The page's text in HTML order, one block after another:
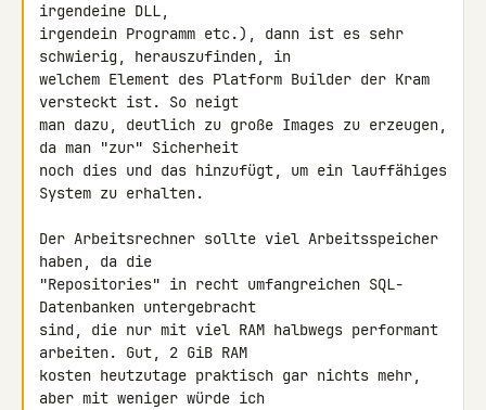
irgendeine DLL,
irgendein Programm etc.), dann ist es sehr
schwierig, herauszufinden, in
welchem Element des Platform Builder der Kram
versteckt ist. So neigt
man dazu, deutlich zu große Images zu erzeugen,
da man "zur" Sicherheit
noch dies und das hinzufügt, um ein lauffähiges
System zu erhalten.
Der Arbeitsrechner sollte viel Arbeitsspeicher
haben, da die
"Repositories" in recht umfangreichen SQL-
Datenbanken untergebracht
sind, die nur mit viel RAM halbwegs performant
arbeiten. Gut, 2 GiB RAM
kosten heutzutage praktisch gar nichts mehr,
aber mit weniger würde ich